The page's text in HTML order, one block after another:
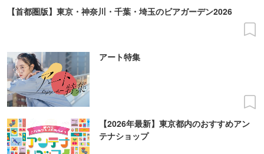
【首都圏版】東京・神奈川・千葉・埼玉のビアガーデン2026
アート特集
【2026年最新】東京都内のおすすめアン
テナショップ